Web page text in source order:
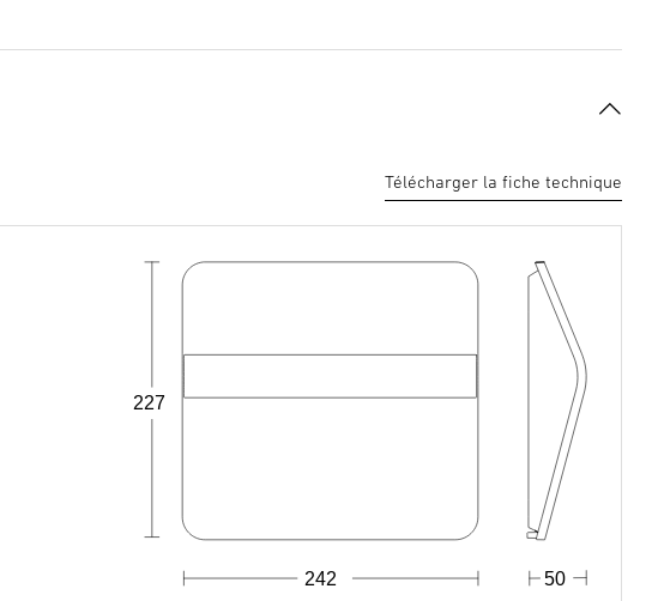
Télécharger la fiche technique
242 50
227